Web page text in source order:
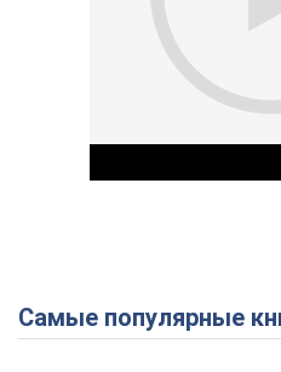
Самые популярные